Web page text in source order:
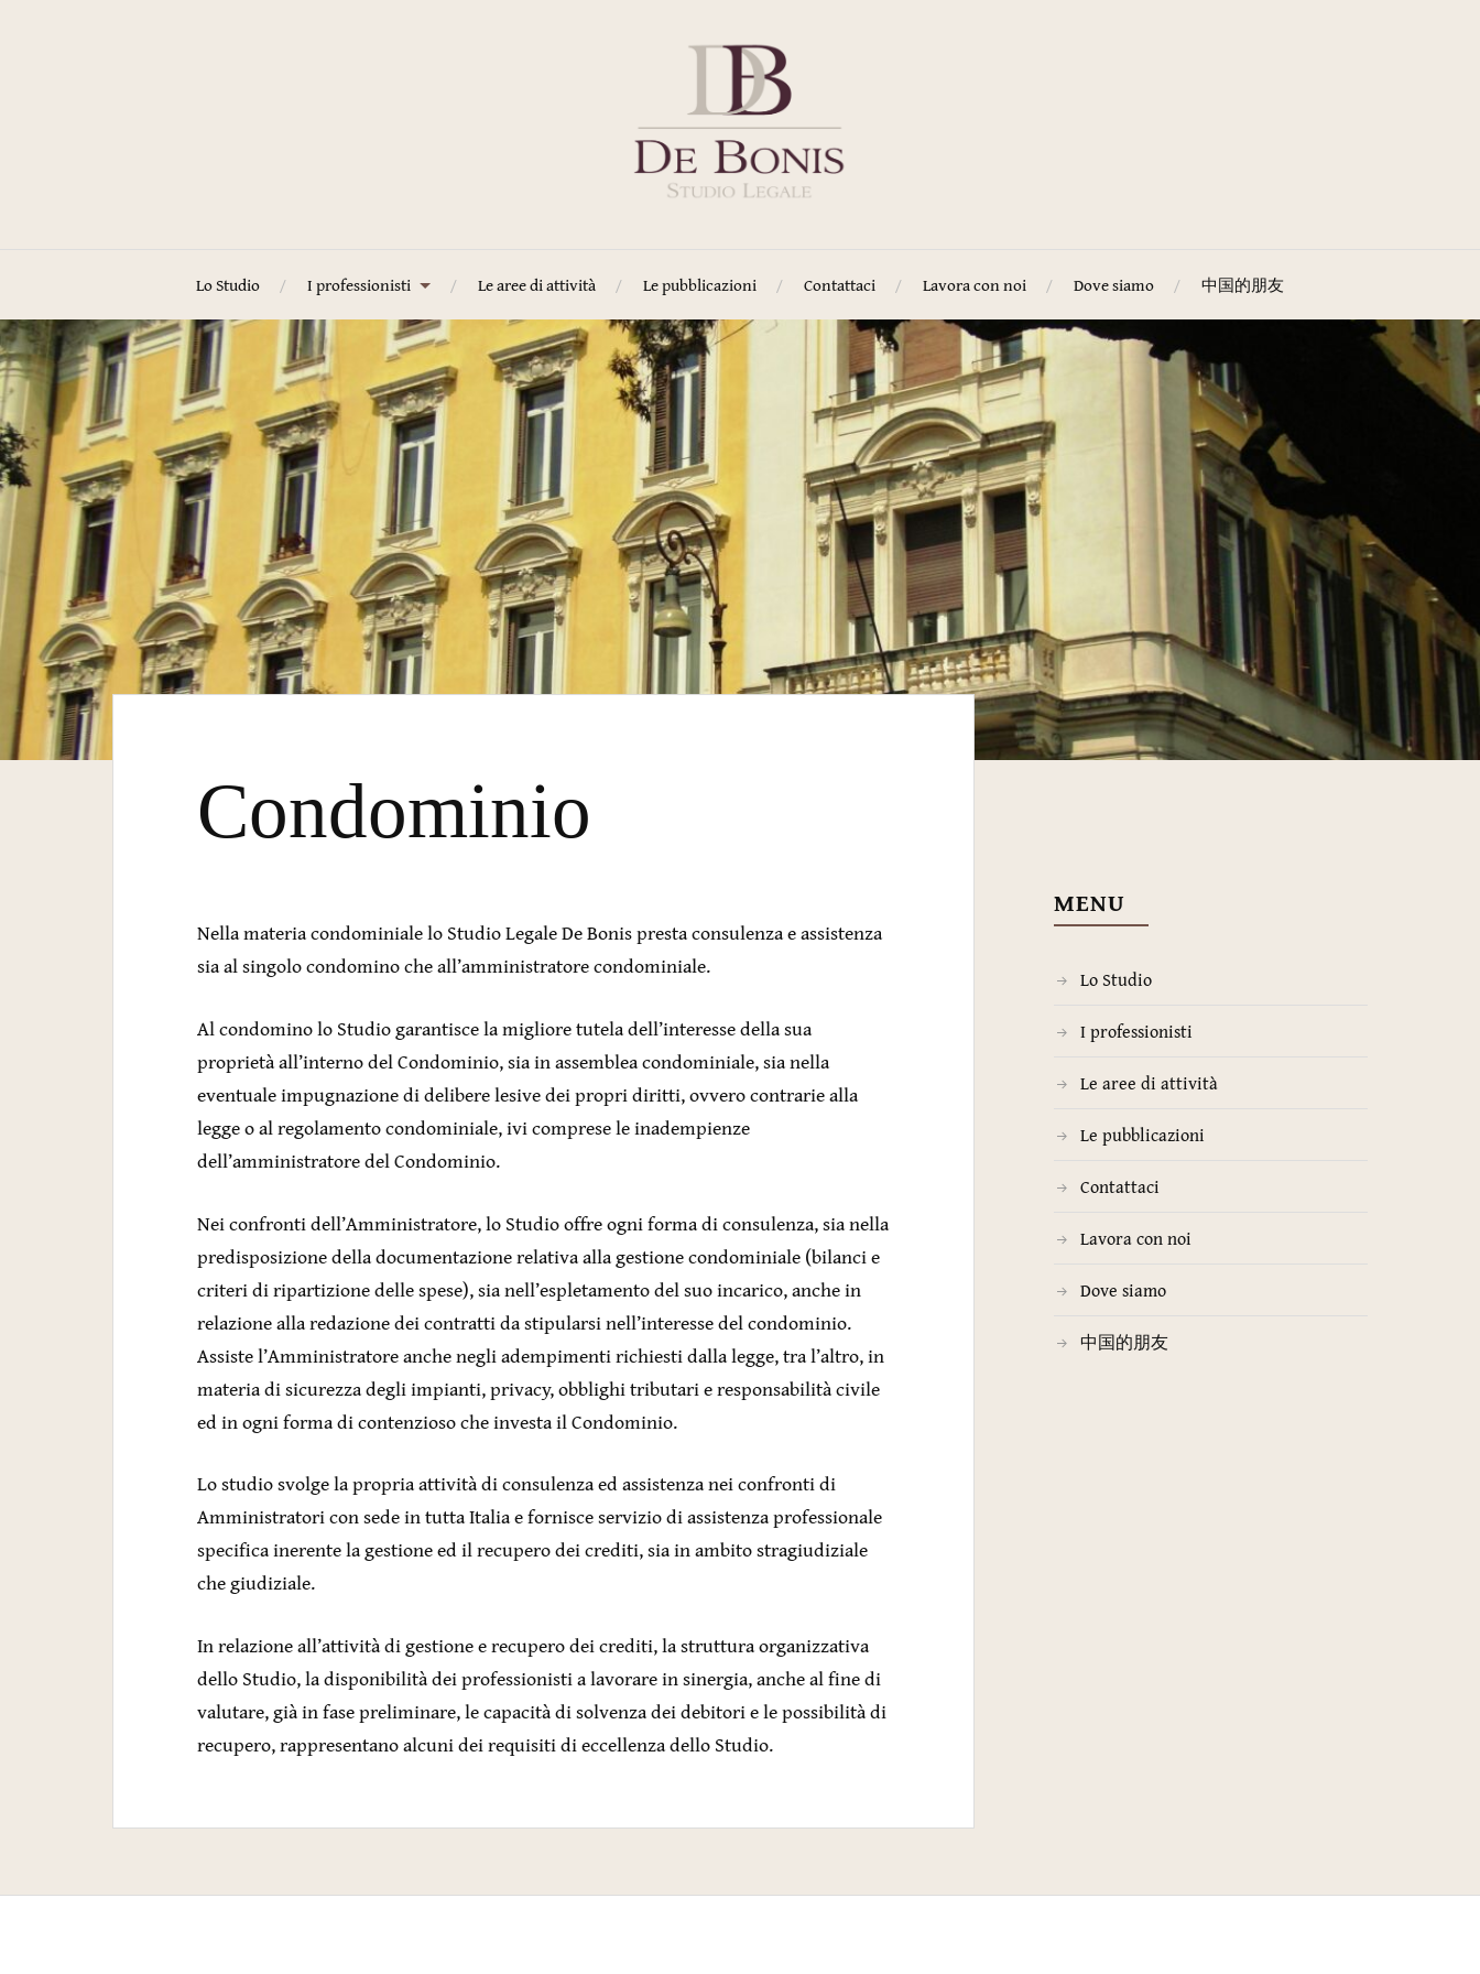
Lo Studio I professionisti Le aree di attività Le pubblicazioni Contattaci Lavora con noi Dove siamo 中国的朋友
Condominio
Nella materia condominiale lo Studio Legale De Bonis presta consulenza e assistenza
sia al singolo condomino che all’amministratore condominiale.
Al condomino lo Studio garantisce la migliore tutela dell’interesse della sua
proprietà all’interno del Condominio, sia in assemblea condominiale, sia nella
eventuale impugnazione di delibere lesive dei propri diritti, ovvero contrarie alla
legge o al regolamento condominiale, ivi comprese le inadempienze
dell’amministratore del Condominio.
Nei confronti dell’Amministratore, lo Studio offre ogni forma di consulenza, sia nella
predisposizione della documentazione relativa alla gestione condominiale (bilanci e
criteri di ripartizione delle spese), sia nell’espletamento del suo incarico, anche in
relazione alla redazione dei contratti da stipularsi nell’interesse del condominio.
Assiste l’Amministratore anche negli adempimenti richiesti dalla legge, tra l’altro, in
materia di sicurezza degli impianti, privacy, obblighi tributari e responsabilità civile
ed in ogni forma di contenzioso che investa il Condominio.
Lo studio svolge la propria attività di consulenza ed assistenza nei confronti di
Amministratori con sede in tutta Italia e fornisce servizio di assistenza professionale
specifica inerente la gestione ed il recupero dei crediti, sia in ambito stragiudiziale
che giudiziale.
In relazione all’attività di gestione e recupero dei crediti, la struttura organizzativa
dello Studio, la disponibilità dei professionisti a lavorare in sinergia, anche al fine di
valutare, già in fase preliminare, le capacità di solvenza dei debitori e le possibilità di
recupero, rappresentano alcuni dei requisiti di eccellenza dello Studio.
MENU
Lo Studio
I professionisti
Le aree di attività
Le pubblicazioni
Contattaci
Lavora con noi
Dove siamo
中国的朋友